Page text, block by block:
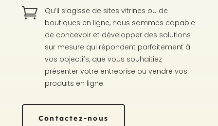

Qu’il s’agisse de sites vitrines ou de
boutiques en ligne, nous sommes capable
de concevoir et développer des solutions
sur mesure qui répondent parfaitement à
vos objectifs, que vous souhaitiez
présenter votre entreprise ou vendre vos
produits en ligne.
Contactez-nous